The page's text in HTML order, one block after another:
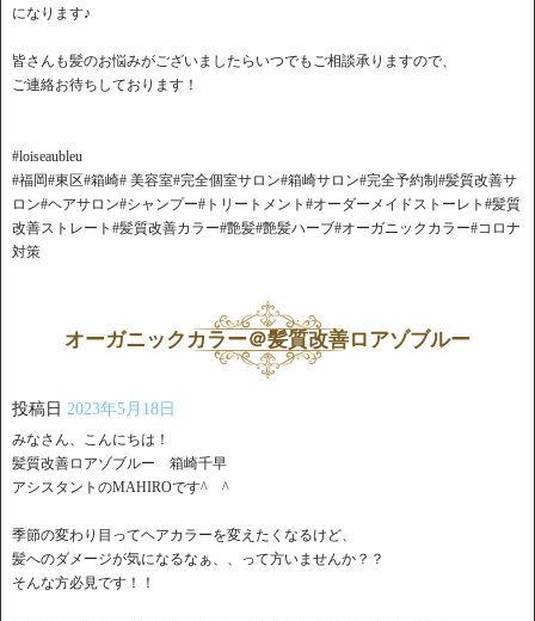
になります♪
皆さんも髪のお悩みがございましたらいつでもご相談承りますので、
ご連絡お待ちしております！
#loiseaubleu
#福岡#東区#箱崎# 美容室#完全個室サロン#箱崎サロン#完全予約制#髪質改善サ
ロン#ヘアサロン#シャンプー#トリートメント#オーダーメイドストーレト#髪質
改善ストレート#髪質改善カラー#艶髪#艶髪ハーブ#オーガニックカラー#コロナ
対策
オーガニックカラー＠髪質改善ロアゾブルー
投稿日 2023年5月18日
みなさん、こんにちは！
髪質改善ロアゾブルー 箱崎千早
アシスタントのMAHIROです^ ^
季節の変わり目ってヘアカラーを変えたくなるけど、
髪へのダメージが気になるなぁ、、って方いませんか？？
そんな方必見です！！